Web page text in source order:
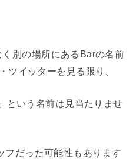
別の場所にあるBarの名前
ツイッターを見る限り、
という名前は見当たりませ
フだった可能性もあります